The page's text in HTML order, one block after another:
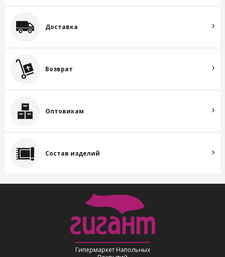
Доставка
Возврат
Оптовикам
Состав изделий
Гипермаркет Напольных